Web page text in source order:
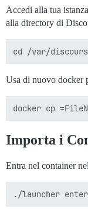
Accedi alla tua
alla directory di
Usa di nuovo docker
Importa i
Entra nel container